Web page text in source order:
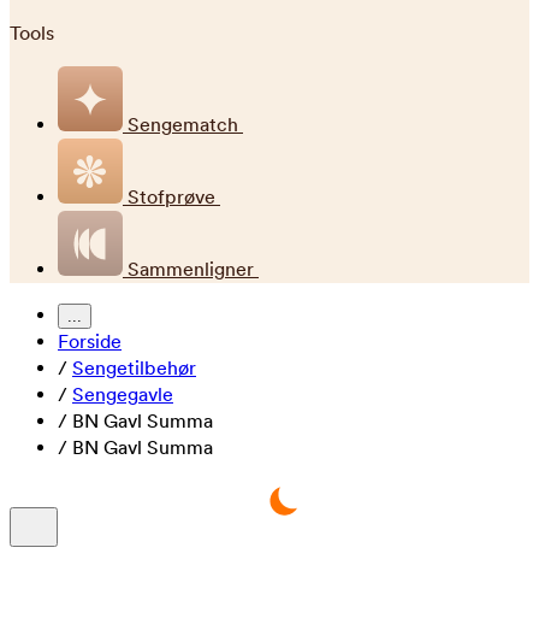
Tools
Sengematch
Stofprøve
Sammenligner
...
Forside
/ Sengetilbehør
/ Sengegavle
/ BN Gavl Summa
/ BN Gavl Summa